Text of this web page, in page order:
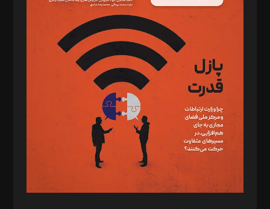
د‌بیر پیوست جهان: مینا پاکدل
د‌بیر تحریریه آنلاین: بابک نقاش
تحریریه‌: مجتبی محمود‌ی، آرش برهمند، یسنا امان‌پور، سروش کرمیان،
مصطفی مسجدی آرانی، ابوالفضل رجبی، زهرا فکرانه، فائزه فتحی
رستمی،مصطفی باستان
ویرایش: نگار استاد‌‌آقا
طراح یونیفرم: مجید توکلی
فیلمبرداری و عکاسی: امیر شفیعی، مانی لطفی زاده
گرافیک و صفحه‌آرایی: سید‌سبحان‌علی ثابت
مد‌یر توسعه تجاری: کامبیز برید‌
امور مالی: شاپور رهبری، محمد‌ کاظمی‌نیا